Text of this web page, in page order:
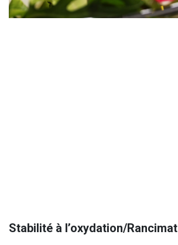
Stabilité à l’oxydation/Rancimat